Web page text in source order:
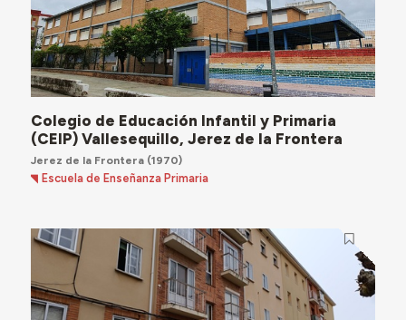
Colegio de Educación Infantil y Primaria
(CEIP) Vallesequillo, Jerez de la Frontera
Jerez de la Frontera(1970)
Escuela de Enseñanza Primaria